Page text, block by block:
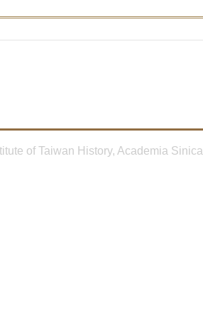
of Taiwan History, Academia Sinica